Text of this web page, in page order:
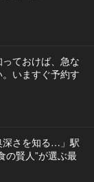
ておけば、急な
いますぐ予約す
深さを知る…」駅
の賢人”が選ぶ最